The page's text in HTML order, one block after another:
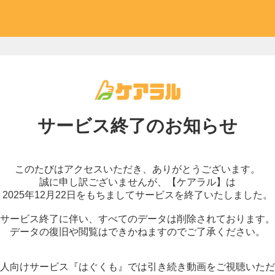
サービス終了のお知らせ
このたびはアクセスいただき、 ありがとうございます。
誠に申し訳ございませんが、
【ケアラル】は
2025年12月22日をもちましてサービスを終了いたしました。
サービス終了に伴い、 すべてのデータは削除されております。
データの復旧や閲覧はできかねますのでご了承ください。
向けサービス『はぐくも』では引き続き動画をご視聴いた